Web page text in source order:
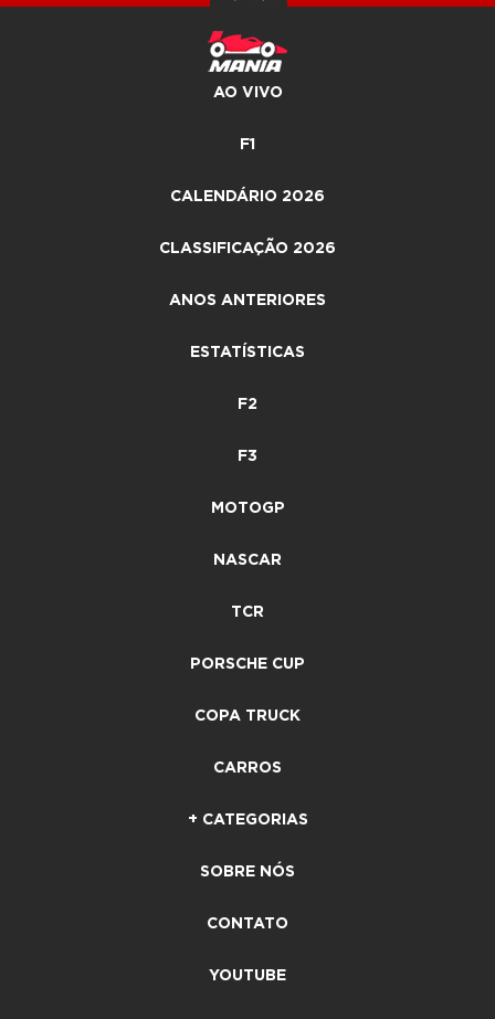
AO VIVO
F1
CALENDÁRIO 2026
CLASSIFICAÇÃO 2026
ANOS ANTERIORES
ESTATÍSTICAS
F2
F3
MOTOGP
NASCAR
TCR
PORSCHE CUP
COPA TRUCK
CARROS
+ CATEGORIAS
SOBRE NÓS
CONTATO
YOUTUBE